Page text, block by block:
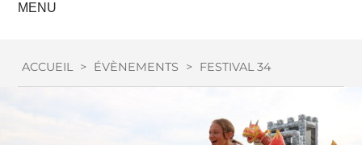
MENU
ACCUEIL > ÉVÈNEMENTS > FESTIVAL 34